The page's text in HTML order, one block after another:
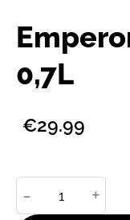
0,7L
€29.99
- +